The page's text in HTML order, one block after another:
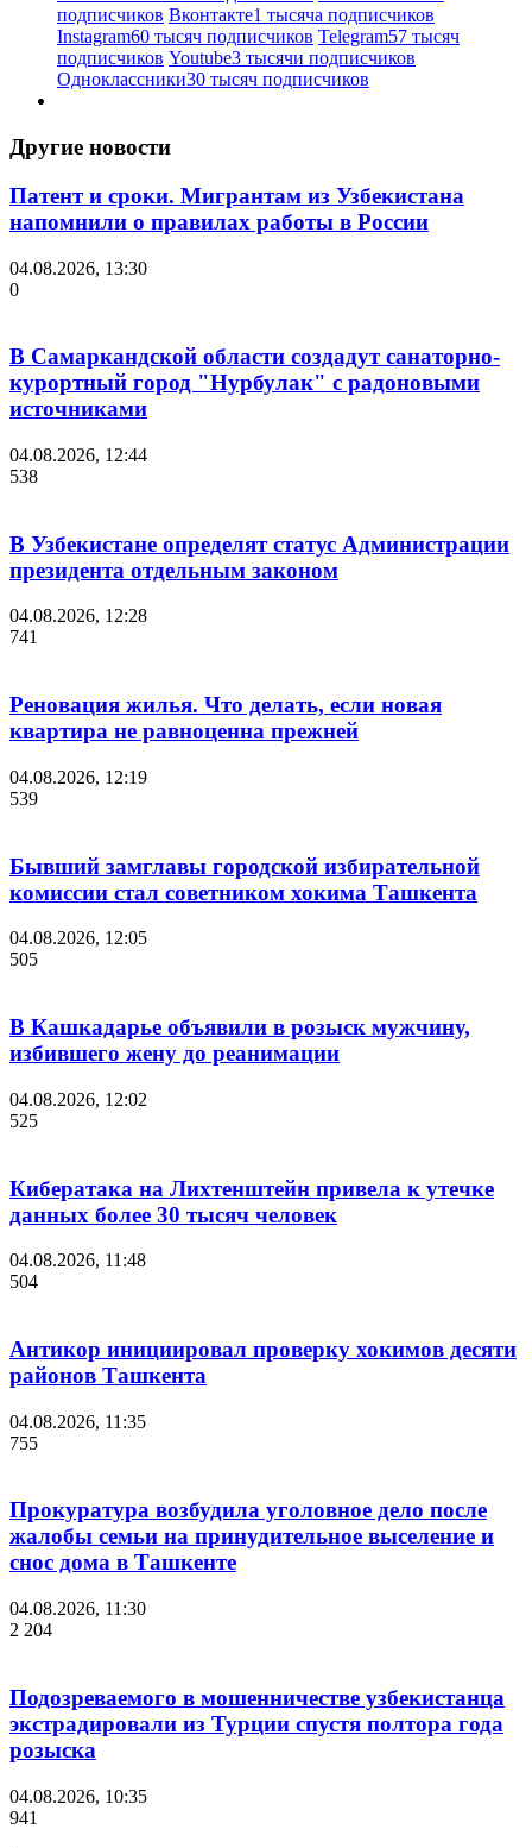
подписчиков Вконтакте1 тысяча подписчиков
Instagram60 тысяч подписчиков Telegram57 тысяч
подписчиков Youtube3 тысячи подписчиков
Одноклассники30 тысяч подписчиков
Другие новости
Патент и сроки. Мигрантам из Узбекистана
напомнили о правилах работы в России
04.08.2026, 13:30
0
В Самаркандской области создадут санаторно-
курортный город "Нурбулак" с радоновыми
источниками
04.08.2026, 12:44
538
В Узбекистане определят статус Администрации
президента отдельным законом
04.08.2026, 12:28
741
Реновация жилья. Что делать, если новая
квартира не равноценна прежней
04.08.2026, 12:19
539
Бывший замглавы городской избирательной
комиссии стал советником хокима Ташкента
04.08.2026, 12:05
505
В Кашкадарье объявили в розыск мужчину,
избившего жену до реанимации
04.08.2026, 12:02
525
Кибератака на Лихтенштейн привела к утечке
данных более 30 тысяч человек
04.08.2026, 11:48
504
Антикор инициировал проверку хокимов десяти
районов Ташкента
04.08.2026, 11:35
755
Прокуратура возбудила уголовное дело после
жалобы семьи на принудительное выселение и
снос дома в Ташкенте
04.08.2026, 11:30
2 204
Подозреваемого в мошенничестве узбекистанца
экстрадировали из Турции спустя полтора года
розыска
04.08.2026, 10:35
941